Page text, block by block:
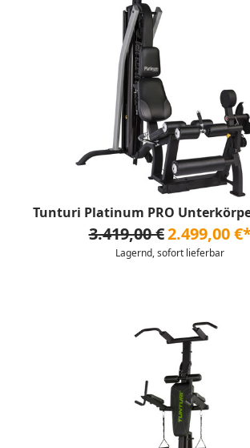
Tunturi Platinum PRO
3.419,00 €2.499,00
Lagernd, sofort lieferbar